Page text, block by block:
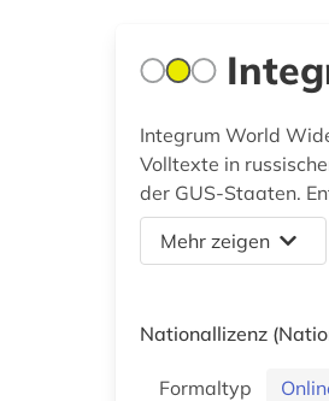
Integrum World
Volltexte in
der GUS-Staaten.
Mehr zeigen
Nationallizenz
Formaltyp